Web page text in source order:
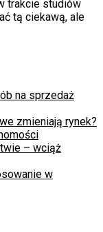
trakcie studiów
tą ciekawą, ale
na sprzedaż
zmieniają rynek?
– wciąż
w